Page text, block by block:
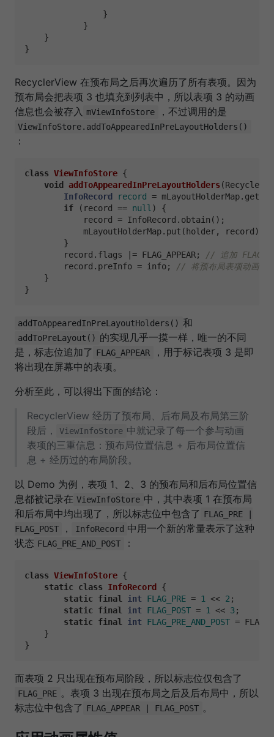
                }
            }
    }
RecyclerView 在预布局之后再次遍历了所有表项。因为
预布局会把表项 3 也填充到列表中，所以表项 3 的动画
信息也会被存入
mViewInfoStore ，不过调用的是
ViewInfoStore.addToAppearedInPreLayoutHolders()
：
class ViewInfoStore {
void
addToAppearedInPreLayoutHolders
InfoRecord
record =
if (record == null ) {
            record = InfoRecord.obtain();
            mLayoutHolderMap.put(holder, record);
        }
        record.flags |= FLAG_APPEAR;
// 追加
        record.preInfo = info;
// 将预布局表项动画
    }
addToAppearedInPreLayoutHolders() 和
addToPreLayout() 的实现几乎一摸一样，唯一的不同
是，标志位追加了 FLAG_APPEAR
，用于标记表项 3 是即
将出现在屏幕中的表项。
分析至此，可以得出下面的结论：
RecyclerView 经历了预布局、后布局及布局第三阶
段后，
ViewInfoStore 中就记录了每一个参与动画
表项的三重信息：预布局位置信息 + 后布局位置信
息 + 经历过的布局阶段。
以 Demo 为例，表项 1、2、3 的预布局和后布局位置信
息都被记录在 ViewInfoStore 中，其中表项 1 在预布局
和后布局中均出现了，所以标志位中包含了 FLAG_PRE |
FLAG_POST
， InfoRecord 中用一个新的常量表示了这种
状态 FLAG_PRE_AND_POST ：
class ViewInfoStore {
static
class InfoRecord
{
static
final int FLAG_PRE = 1 << 2 ;
static
final int FLAG_POST = 1 << 3;
static
final int FLAG_PRE_AND_POST =
    }
而表项 2 只出现在预布局阶段，所以标志位仅包含了
FLAG_PRE 。表项 3 出现在预布局之后及后布局中，所以
标志位中包含了 FLAG_APPEAR | FLAG_POST 。